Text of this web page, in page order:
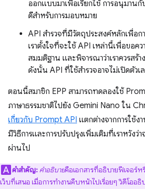
ออกแบบมาเพื่อเรียกใช้ การอนุมานกั
ดีสำหรับการมอบหมาย
API สำรวจที่มีวัตถุประสงค์หลักเพื่อ
เราตั้งใจที่จะใช้ API เหล่านี้เพื่อขอค
สมมติฐาน และพิจารณาว่าเราควรสร้
ดังนั้น API ที่ใช้สำรวจอาจไม่เปิดตัวเ
ตอนนี้สมาชิก EPP สามารถทดลองใช้
ภาษาธรรมชาติไปยัง Gemini Nano ใน
เกี่ยวกับ Prompt API แตกต่างจากการใช้
มีวิธีการและการปรับปรุงเพิ่มเติมที่เราหวังว่า
ผ่านไป
คำสำคัญ: คำอธิบายคือเอกสารที่อธิบายฟีเจอร์
เว็บที่เสนอ เมื่อการทำงานคืบหน้าไปเรื่อยๆ วิดีโออธิ